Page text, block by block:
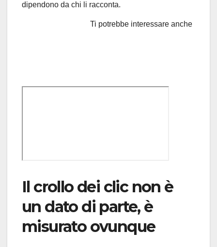
dipendono da chi li racconta.
Ti potrebbe interessare anche
Il crollo dei clic non è
un dato di parte, è
misurato ovunque